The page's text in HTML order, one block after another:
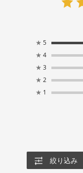
★ 5
★ 4
★ 3
★ 2
★ 1
絞り込み